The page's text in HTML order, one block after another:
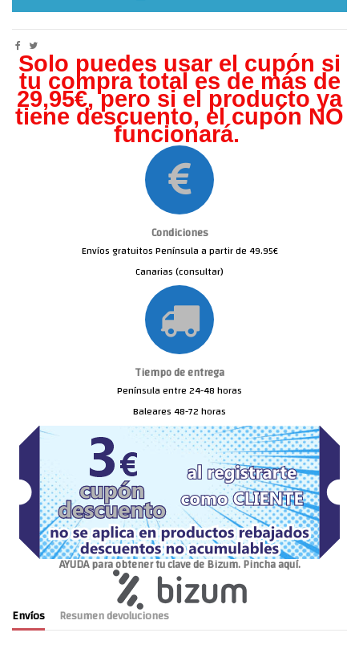
Solo puedes usar el cupón si
tu compra total es de más de
29,95€, pero si el producto ya
tiene descuento, el cupón NO
funcionará.
Condiciones
Envíos gratuitos Península a partir de 49.95€
Canarias (consultar)
Tiempo de entrega
Península entre 24-48 horas
Baleares 48-72 horas
AYUDA para obtener tu clave de Bizum. Pincha aquí.
Envíos Resumen devoluciones